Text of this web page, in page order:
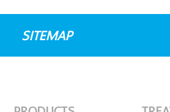
SITEMAP